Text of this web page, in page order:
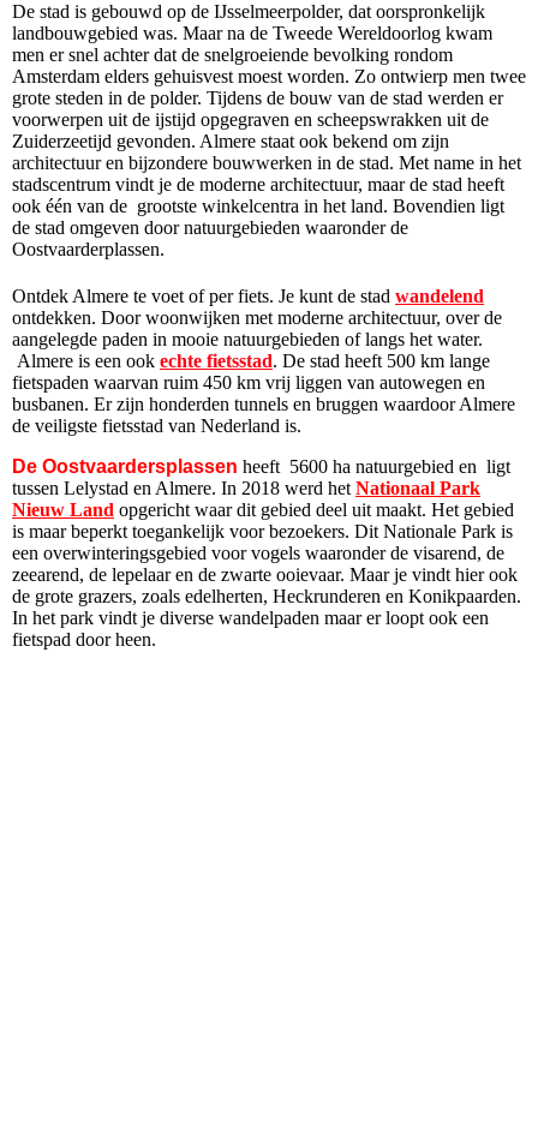
De stad is gebouwd op de IJsselmeerpolder, dat oorspronkelijk
landbouwgebied was. Maar na de Tweede Wereldoorlog kwam
men er snel achter dat de snelgroeiende bevolking rondom
Amsterdam elders gehuisvest moest worden. Zo ontwierp men twee
grote steden in de polder. Tijdens de bouw van de stad werden er
voorwerpen uit de ijstijd opgegraven en scheepswrakken uit de
Zuiderzeetijd gevonden. Almere staat ook bekend om zijn
architectuur en bijzondere bouwwerken in de stad. Met name in het
stadscentrum vindt je de moderne architectuur, maar de stad heeft
ook één van de grootste winkelcentra in het land. Bovendien ligt
de stad omgeven door natuurgebieden waaronder de
Oostvaarderplassen.
Ontdek Almere te voet of per fiets. Je kunt de stad wandelend
ontdekken. Door woonwijken met moderne architectuur, over de
aangelegde paden in mooie natuurgebieden of langs het water.
Almere is een ook echte fietsstad. De stad heeft 500 km lange
fietspaden waarvan ruim 450 km vrij liggen van autowegen en
busbanen. Er zijn honderden tunnels en bruggen waardoor Almere
de veiligste fietsstad van Nederland is.
De Oostvaardersplassen heeft 5600 ha natuurgebied en ligt
tussen Lelystad en Almere. In 2018 werd het Nationaal Park
Nieuw Land opgericht waar dit gebied deel uit maakt. Het gebied
is maar beperkt toegankelijk voor bezoekers. Dit Nationale Park is
een overwinteringsgebied voor vogels waaronder de visarend, de
zeearend, de lepelaar en de zwarte ooievaar. Maar je vindt hier ook
de grote grazers, zoals edelherten, Heckrunderen en Konikpaarden.
In het park vindt je diverse wandelpaden maar er loopt ook een
fietspad door heen.